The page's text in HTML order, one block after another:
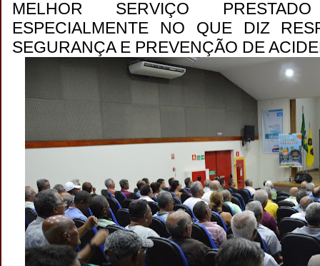
MELHOR SERVIÇO
ESPECIALMENTE NO QUE DIZ
SEGURANÇA E PREVENÇÃO DE